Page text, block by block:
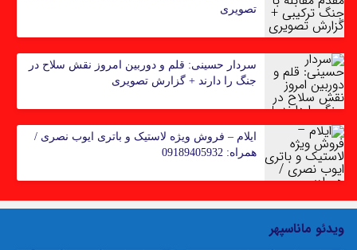
تصویری
سردار حسینی: قلم و دوربین امروز نقش سلاح در
جنگ را دارند + گزارش تصویری
ایلام – فروش ویژه لاستیک و باتری ایوب نصری‌ /
همراه: 09189405932
ویدئو ماناسپهر